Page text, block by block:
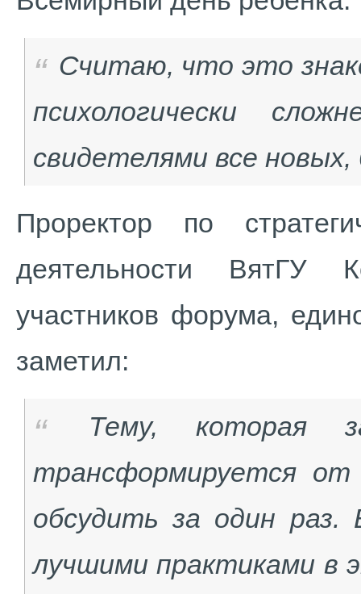
Считаю, что это
психологически
свидетелями все
Проректор по
деятельности ВятГУ
участников форума,
заметил:
Тему, которая
трансформируется от
обсудить за один раз.
лучшими практиками в